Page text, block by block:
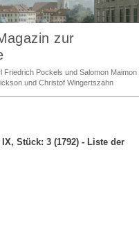
zur
Friedrich Pockels und Salomon Maimon
und Christof Wingertszahn
IX, Stück: 3 (1792) - Liste der